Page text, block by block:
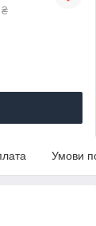
Умови